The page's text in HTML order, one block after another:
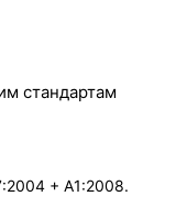
стандартам
+ A1:2008.